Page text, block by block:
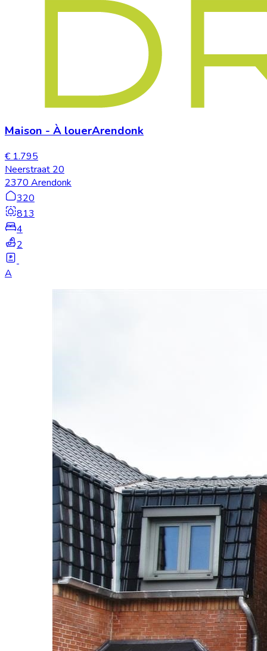
Maison - À louerArendonk
€ 1.795
Neerstraat 20
2370 Arendonk
320
813
4
2
A